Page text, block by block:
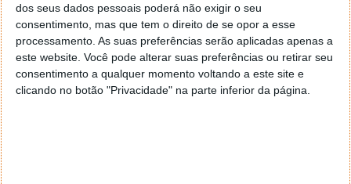
dos seus dados pessoais poderá não exigir o seu
consentimento, mas que tem o direito de se opor a esse
processamento. As suas preferências serão aplicadas apenas a
este website. Você pode alterar suas preferências ou retirar seu
consentimento a qualquer momento voltando a este site e
clicando no botão "Privacidade" na parte inferior da página.